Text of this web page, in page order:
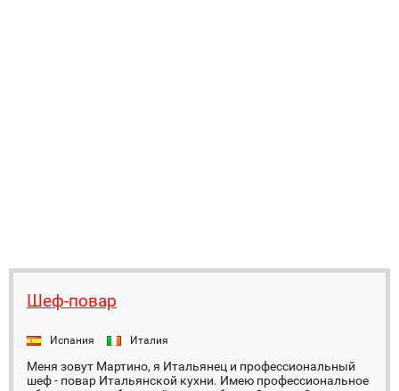
Шеф-повар
Испания Италия
Меня зовут Мартино, я Итальянец и профессиональный
шеф - повар Итальянской кухни. Имею профессиональное